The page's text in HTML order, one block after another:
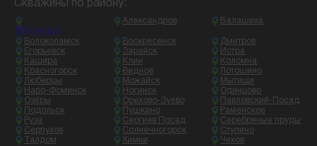
Скважины по району:
Москва
Александров Балашиха
Волоколамск Воскресенск
Дмитров
Егорьевск
Зарайск
Истра
Кашира
Клин
Коломна
Красногорск
Видное
Лотошино
Люберцы
Можайск
Мытищи
Наро-Фоминск
Ногинск
Одинцово
Озёры
Орехово-Зуево
Павловский-Посад
Подольск
Пушкино
Раменское
Руза
Сергиев Посад
Серебряные пруды
Серпухов
Солнечногорск
Ступино
Талдом
Химки Чехов